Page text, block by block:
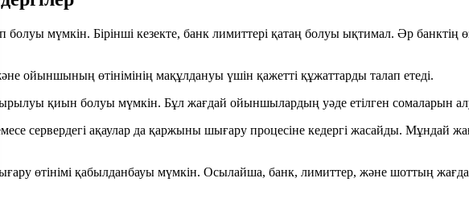
мүмкін. Бірінші кезекте, банк лимиттері қатаң болуы ықтимал. Әр банктің
ойыншының өтінімінің мақұлдануы үшін қажетті құжаттарды талап етеді.
қиын болуы мүмкін. Бұл жағдай ойыншылардың уәде етілген сомаларын
сервердегі ақаулар да қаржыны шығару процесіне кедергі жасайды. Мұндай
өтінімі қабылданбауы мүмкін. Осылайша, банк, лимиттер, және шоттың